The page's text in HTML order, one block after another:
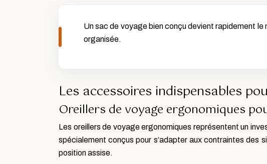
Un sac de voyage bien conçu devient rapidement
organisée.
Les accessoires indispensables
Oreillers de voyage ergonomiques
Les oreillers de voyage ergonomiques représentent un
spécialement conçus pour s’adapter aux contraintes des
position assise.